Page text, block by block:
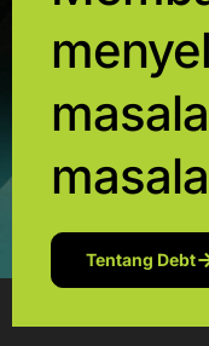
Tentang Debt